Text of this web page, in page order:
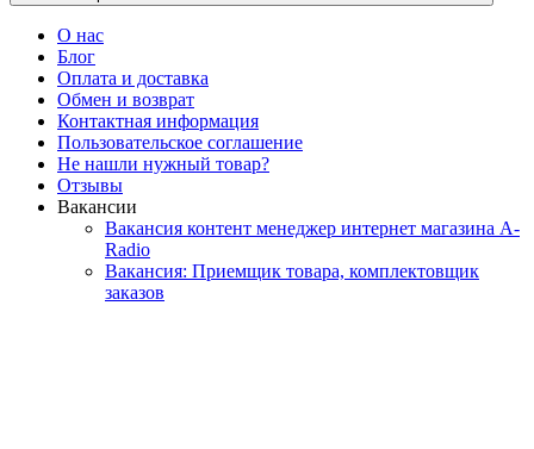
О нас
Блог
Оплата и доставка
Обмен и возврат
Контактная информация
Пользовательское соглашение
Не нашли нужный товар?
Отзывы
Вакансии
Вакансия контент менеджер интернет магазина A-
Radio
Вакансия: Приемщик товара, комплектовщик
заказов